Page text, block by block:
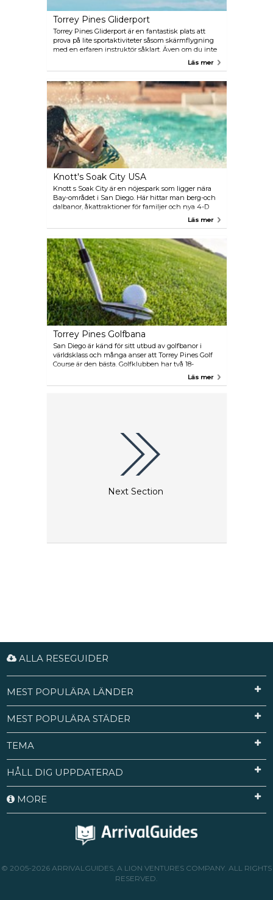
Torrey Pines Gliderport
Torrey Pines Gliderport är en fantastisk plats att
prova på lite sportaktiviteter såsom skärmflygning
med en erfaren instruktör såklart. Även om du inte
vågar prova skärmflygning, så kan man bara sitta
affärsdistriktet i San Diego och har en perfekt läge
med en fantastisk utsikt över havet.
Läs mer
Knott's Soak City USA
Knott s Soak City är en nöjespark som ligger nära
Bay-området i San Diego. Här hittar man berg-och
dalbanor, åkattraktioner för familjer och nya 4-D
åkattraktioner, samt liveunderhållning. En roligLäs mer
Torrey Pines Golfbana
San Diego är känd för sitt utbud av golfbanor i
världsklass och många anser att Torrey Pines Golf
Course är den bästa. Golfklubben har två 18-
hålsbanor som används vid mästerskap och var
Läs mer
Next Section
ALLA RESEGUIDER
MEST POPULÄRA LÄNDER
MEST POPULÄRA STÄDER
TEMA
HÅLL DIG UPPDATERAD
MORE
© 2005-2026 ARRIVALGUIDES, A LION VENTURES COMPANY. ALL RIGHTS
RESERVED.